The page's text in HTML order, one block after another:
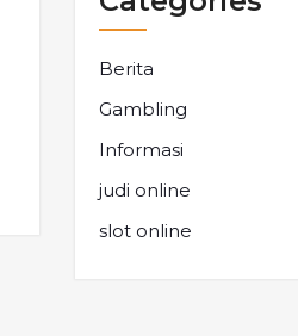
Berita
Gambling
Informasi
judi online
slot online